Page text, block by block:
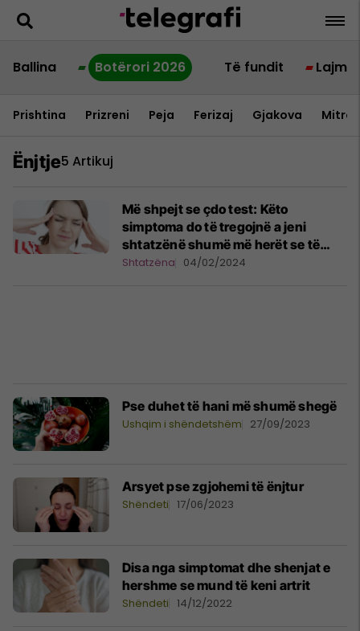
Ballina Botërori 2026 Të fundit Lajme
Prishtina Prizreni Peja Ferizaj Gjakova
Ënjtje5 Artikuj
Më shpejt se çdo test: Këto
simptoma do të tregojnë a jeni
shtatzënë shumë më herët se të
kaloni menstruacionin e parë
Shtatzëna 04/02/2024
Pse duhet të hani më shumë shegë
Ushqim i shëndetshëm 27/09/2023
Arsyet pse zgjohemi të ënjtur
Shëndeti 17/06/2023
Disa nga simptomat dhe shenjat e
hershme se mund të keni artrit
Shëndeti 14/12/2022